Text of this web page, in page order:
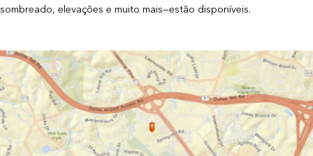
sombreado, elevações e muito mais—estão disponíveis.